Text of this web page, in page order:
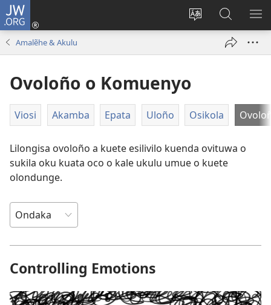
JW.ORG
Change
language
Iñila
(yikula
Sandiliya
vo
JW.ORG
Amalẽhe & Akulu
Ovoloño o Komuenyo
Viosi Akamba Epata Uloño Osikola
Lilongisa ovoloño a kuete esilivilo kuenda ovituwa o
sukila oku kuata oco o kale ukulu umue o kuete
olondunge.
Controlling Emotions